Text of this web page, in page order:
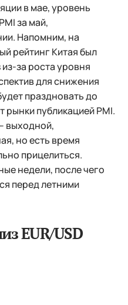
в мае, уровень
за май,
Напомним, на
рейтинг Китая был
за роста уровня
для снижения
праздновать до
рынки публикацией PMI.
выходной,
но есть время
прицелиться.
недели, после чего
перед летними
EUR/USD